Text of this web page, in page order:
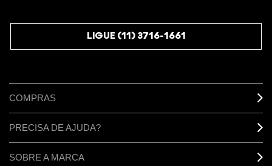
LIGUE (11) 3716-1661
COMPRAS
PRECISA DE AJUDA?
SOBRE A MARCA